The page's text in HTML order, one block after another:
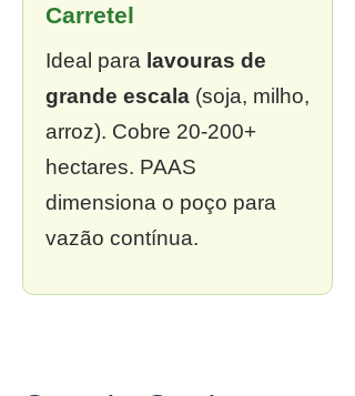
Carretel
Ideal para lavouras de
grande escala (soja, milho,
arroz). Cobre 20-200+
hectares. PAAS
dimensiona o poço para
vazão contínua.